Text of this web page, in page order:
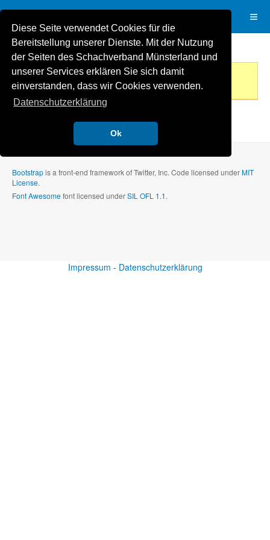
Diese Seite verwendet Cookies für die
Bereitstellung unserer Dienste. Mit der Nutzung
der Seiten des Schachverband Münsterland und
unserer Services erklären Sie sich damit
einverstanden, dass wir Cookies verwenden.
Datenschutzerklärung
Ok
Diese Liga ist noch nicht angelegt (1)
Bitte gedulden Sie sich oder wenden Sie sich an den
Administrator dieser Anwendung.
Powered by
Bootstrapis a front-end framework of Twitter, Inc. Code licensed underMIT
License.
Font Awesomefont licensed underSIL OFL 1.1.
Impressum - Datenschutzerklärung